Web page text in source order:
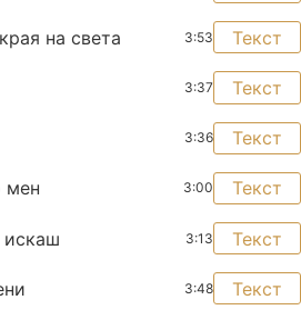
на света 3:53 Текст
3:37 Текст
3:36 Текст
мен 3:00 Текст
искаш 3:13 Текст
3:48 Текст